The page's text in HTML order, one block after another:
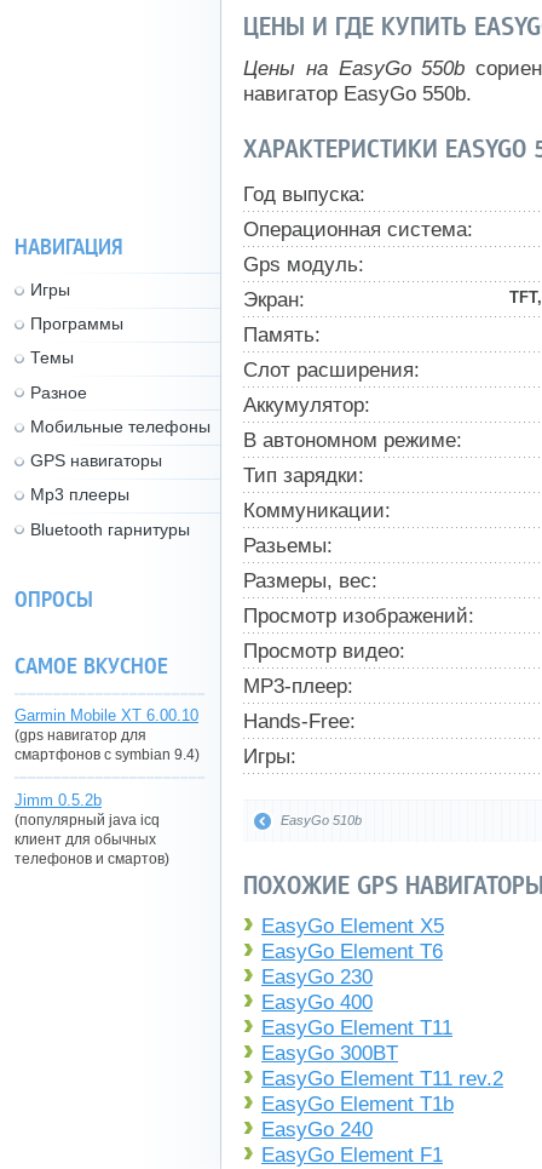
ЦЕНЫ И ГДЕ КУПИТЬ
Цены на EasyGo 550b
навигатор EasyGo 550b.
ХАРАКТЕРИСТИКИ EASYGO
Год выпуска:
Операционная система:
Gps модуль:
Экран:
Память:
Слот расширения:
Аккумулятор:
В автономном режиме:
Тип зарядки:
Коммуникации:
Разьемы:
Размеры, вес:
Просмотр изображений:
Просмотр видео:
MP3-плеер:
Hands-Free:
Игры:
EasyGo 510b
ПОХОЖИЕ GPS
EasyGo Element X5
EasyGo Element T6
EasyGo 230
EasyGo 400
EasyGo Element T11
EasyGo 300BT
EasyGo Element T11 rev.2
EasyGo Element T1b
EasyGo 240
EasyGo Element F1
НАВИГАЦИЯ
Игры
Программы
Темы
Разное
Мобильные телефоны
GPS навигаторы
Mp3 плееры
Bluetooth гарнитуры
ОПРОСЫ
САМОЕ ВКУСНОЕ
Garmin Mobile XT 6.00.10
(gps навигатор для
смартфонов с symbian 9.4)
Jimm 0.5.2b
(популярный java icq
клиент для обычных
телефонов и смартов)